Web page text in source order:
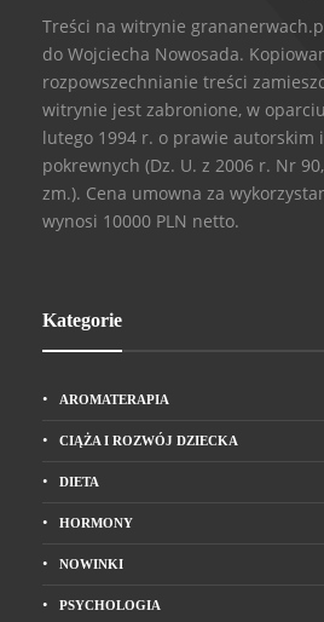
Treści na witrynie
do Wojciecha Nowosada.
rozpowszechnianie treści
witrynie jest zabronione, w
lutego 1994 r. o prawie autorskim
pokrewnych (Dz. U. z 2006 r. Nr
zm.). Cena umowna za
wynosi 10000 PLN netto.
Kategorie
AROMATERAPIA
CIĄŻA I ROZWÓJ DZIECKA
DIETA
HORMONY
NOWINKI
PSYCHOLOGIA